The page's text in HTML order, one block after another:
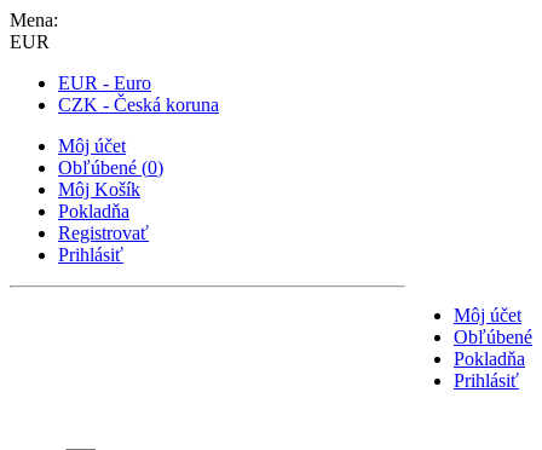
Mena:
EUR
EUR - Euro
CZK - Česká koruna
Môj účet
Obľúbené (0)
Môj Košík
Pokladňa
Registrovať
Prihlásiť
Môj účet
Obľúbené
Pokladňa
Prihlásiť